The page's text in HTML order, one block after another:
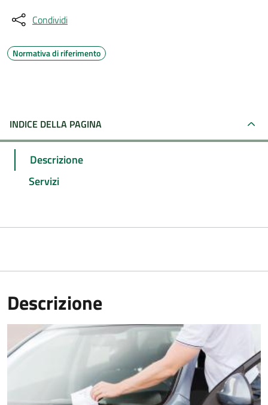
Condividi
Normativa di riferimento
INDICE DELLA PAGINA
Descrizione
Servizi
Descrizione